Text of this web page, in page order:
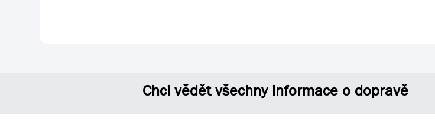
Chci vědět všechny informace o dopravě